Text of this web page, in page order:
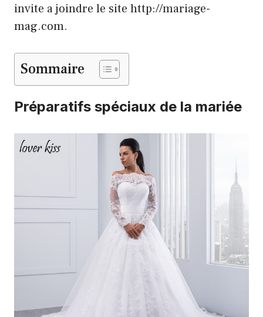
invite a joindre le site http://mariage-
mag.com.
Sommaire
Préparatifs spéciaux de la mariée